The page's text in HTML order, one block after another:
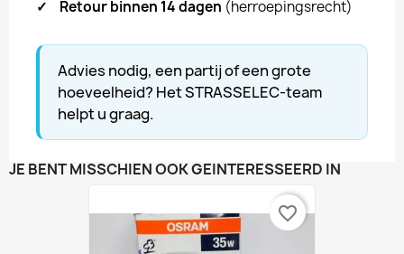
✓ Retour binnen 14 dagen (herroepingsrecht)
Advies nodig, een partij of een grote
hoeveelheid? Het STRASSELEC-team
helpt u graag.
JE BENT MISSCHIEN OOK GEÏNTERESSEERD IN
favorite_border